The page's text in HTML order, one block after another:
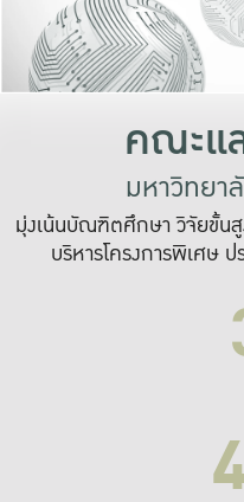
คณะแ
มหาวิทยา
มุ่งเน้นบัณฑิตศึกษา วิจัยขั้น
บริหารโครงการพิเศษ